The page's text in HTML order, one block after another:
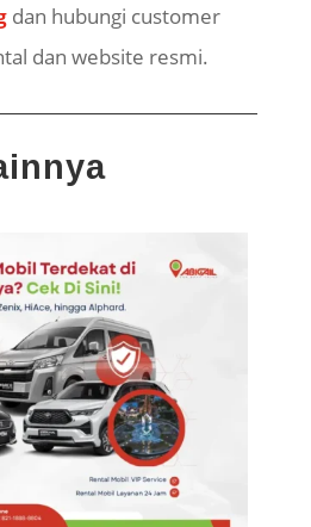
dan hubungi customer
dan website resmi.